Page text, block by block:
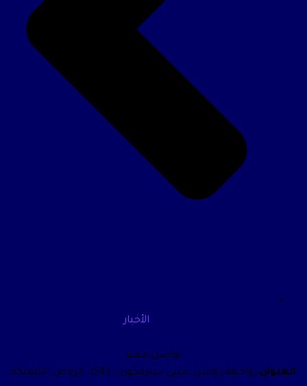
الأخبار
تواصل معنا
العنوان:
واجهة روشن، مبنى سيرفكورب (S4)، الرياض، المملكة